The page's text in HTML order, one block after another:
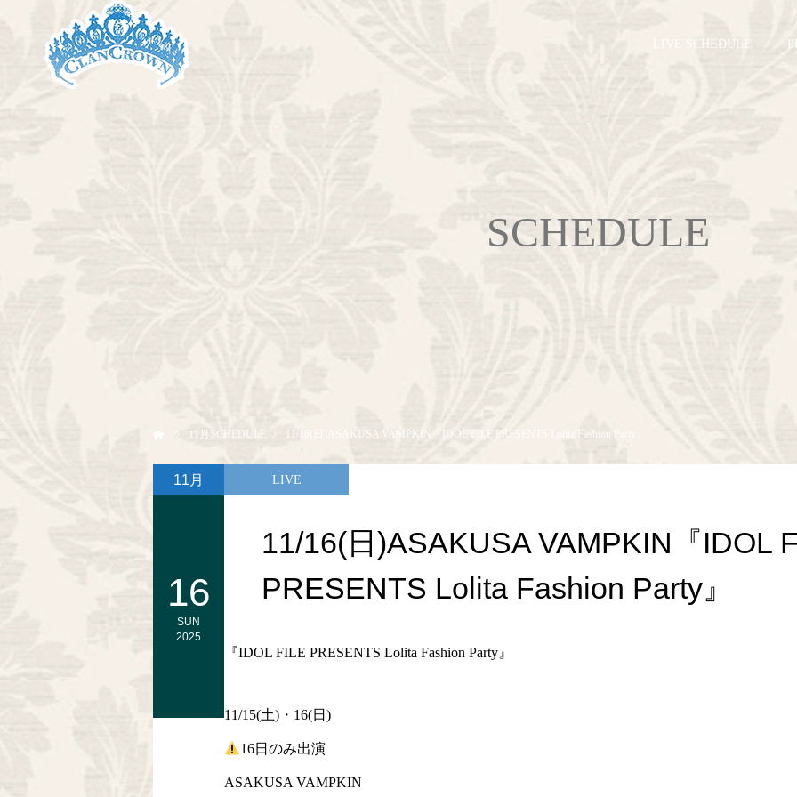
LIVE SCHEDULE
SCHEDULE
11 月SCHEDULE 11/16(日)ASAKUSA VAMPKIN『IDOL FILE PRESENTS Lolita Fashion Party』
11/16(日)ASAKUSA VAMPKIN『IDOL
PRESENTS Lolita Fashion Party』
11月
16
SUN
2025
LIVE
『IDOL FILE PRESENTS Lolita Fashion Party』
11/15(土)・16(日)
16日のみ出演
ASAKUSA VAMPKIN